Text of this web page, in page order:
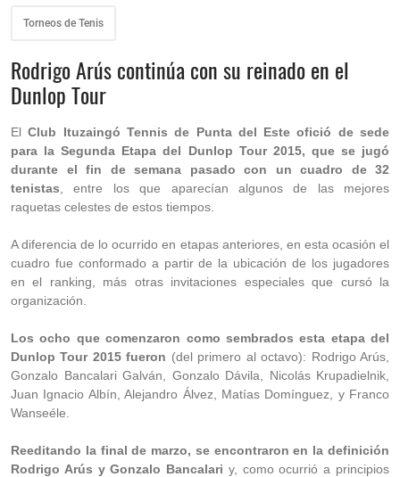
Torneos de Tenis
Rodrigo Arús continúa con su reinado en el
Dunlop Tour
ElClub Ituzaingó Tennis de Punta del Este ofició de sede
para la Segunda Etapa del Dunlop Tour 2015, que se jugó
durante el fin de semana pasado con un cuadro de 32
tenistas , entre los que aparecían algunos de las mejores
raquetas celestes de estos tiempos.
A diferencia de lo ocurrido en etapas anteriores, en esta ocasión el
cuadro fue conformado a partir de la ubicación de los jugadores
en el ranking, más otras invitaciones especiales que cursó la
organización.
Los ocho que comenzaron como sembrados esta etapa del
Dunlop Tour 2015 fueron (del primero al octavo): Rodrigo Arús,
Gonzalo Bancalari Galván, Gonzalo Dávila, Nicolás Krupadielnik,
Juan Ignacio Albín, Alejandro Álvez, Matías Domínguez, y Franco
Wanseéle.
Reeditando la final de marzo, se encontraron en la definición
Rodrigo Arús y Gonzalo Bancalari y, como ocurrió a principios